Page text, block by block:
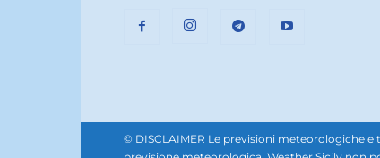
© DISCLAIMER Le previsioni meteorologiche